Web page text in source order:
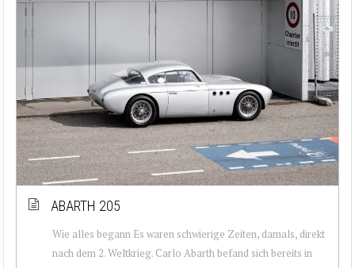
ABARTH 205
Wie alles begann Es waren schwierige Zeiten, damals, direkt
nach dem 2. Weltkrieg. Carlo Abarth befand sich bereits in